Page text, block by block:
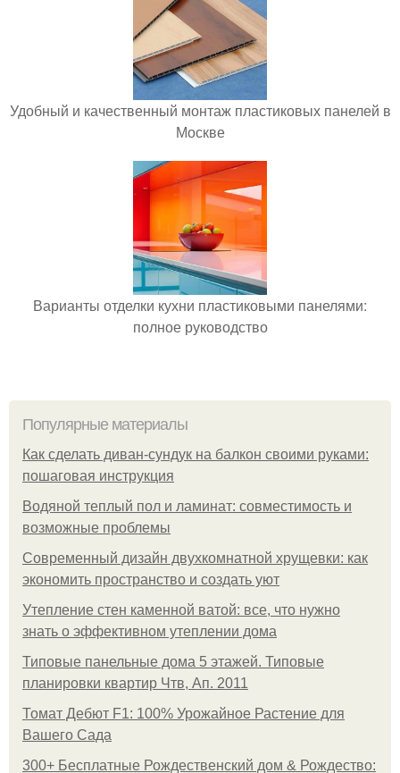
Удобный и качественный монтаж пластиковых панелей в
Москве
Варианты отделки кухни пластиковыми панелями:
полное руководство
Популярные материалы
Как сделать диван-сундук на балкон своими руками:
пошаговая инструкция
Водяной теплый пол и ламинат: совместимость и
возможные проблемы
Современный дизайн двухкомнатной хрущевки: как
экономить пространство и создать уют
Утепление стен каменной ватой: все, что нужно
знать о эффективном утеплении дома
Типовые панельные дома 5 этажей. Типовые
планировки квартир Чтв, Ап. 2011
Томат Дебют F1: 100% Урожайное Растение для
Вашего Сада
300+ Бесплатные Рождественский дом & Рождество: